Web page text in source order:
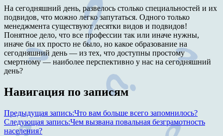
На сегодняшний день, развелось столько специальностей и их
подвидов, что можно легко запутаться. Одного только
менеджмента существуют десятки видов и подвидов!
Понятное дело, что все профессии так или иначе нужны,
иначе бы их просто не было, но какое образование на
сегодняшний день — из тех, что доступны простому
смертному — наиболее перспективно у нас на сегодняшний
день?
Навигация по записям
Предыдущая запись:Что вам больше всего запомнилось?
Следующая запись:Чем вызвана повальная безграмотность
населения?